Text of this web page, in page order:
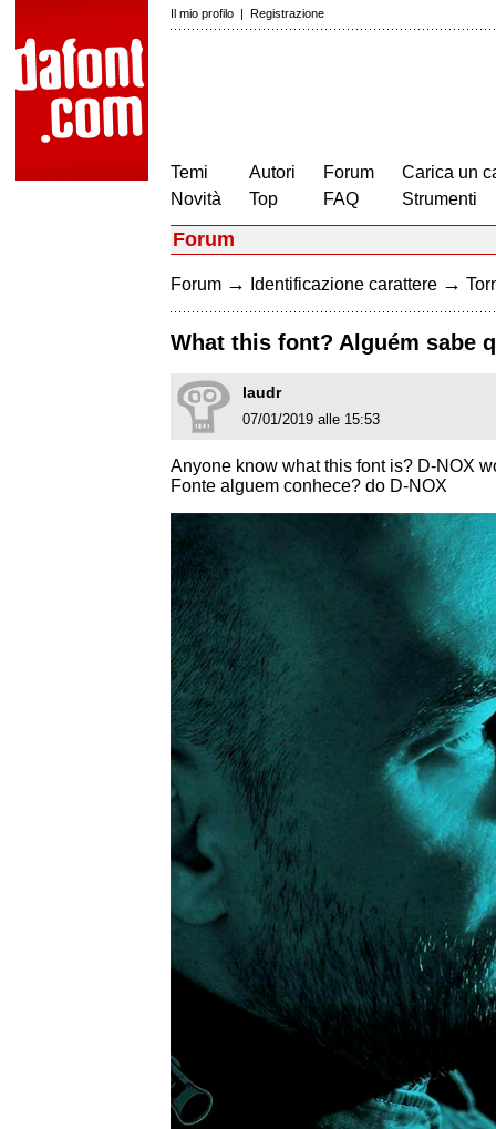
Il mio profilo | Registrazione
Temi
Novità
Autori
Top
Forum
FAQ
Carica un
Strumenti
Forum
Forum → Identificazione carattere →
What this font? Alguém sabe
laudr
07/01/2019 alle 15:53
Anyone know what this font is? D-NOX
Fonte alguem conhece? do D-NOX